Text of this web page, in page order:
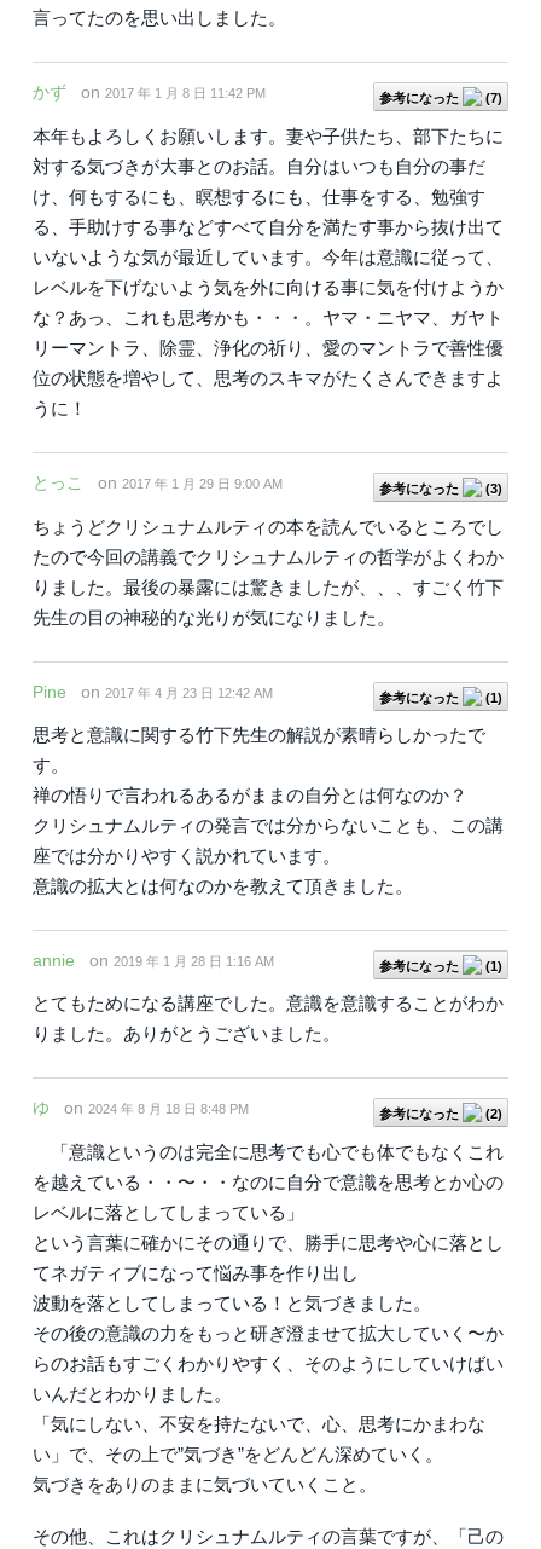
言ってたのを思い出しました。
参考になった (7)
かず on 2017 年 1 月 8 日 11:42 PM
本年もよろしくお願いします。妻や子供たち、部下たちに
対する気づきが大事とのお話。自分はいつも自分の事だ
け、何もするにも、瞑想するにも、仕事をする、勉強す
る、手助けする事などすべて自分を満たす事から抜け出て
いないような気が最近しています。今年は意識に従って、
レベルを下げないよう気を外に向ける事に気を付けようか
な？あっ、これも思考かも・・・。ヤマ・ニヤマ、ガヤト
リーマントラ、除霊、浄化の祈り、愛のマントラで善性優
位の状態を増やして、思考のスキマがたくさんできますよ
うに！
参考になった (3)
とっこ on 2017 年 1 月 29 日 9:00 AM
ちょうどクリシュナムルティの本を読んでいるところでし
たので今回の講義でクリシュナムルティの哲学がよくわか
りました。最後の暴露には驚きましたが、、、すごく竹下
先生の目の神秘的な光りが気になりました。
参考になった (1)
Pine on 2017 年 4 月 23 日 12:42 AM
思考と意識に関する竹下先生の解説が素晴らしかったで
す。
禅の悟りで言われるあるがままの自分とは何なのか？
クリシュナムルティの発言では分からないことも、この講
座では分かりやすく説かれています。
意識の拡大とは何なのかを教えて頂きました。
参考になった (1)
annie on 2019 年 1 月 28 日 1:16 AM
とてもためになる講座でした。意識を意識することがわか
りました。ありがとうございました。
参考になった (2)
ゆ on 2024 年 8 月 18 日 8:48 PM
「意識というのは完全に思考でも心でも体でもなくこれ
を越えている・・〜・・なのに自分で意識を思考とか心の
レベルに落としてしまっている」
という言葉に確かにその通りで、勝手に思考や心に落とし
てネガティブになって悩み事を作り出し
波動を落としてしまっている！と気づきました。
その後の意識の力をもっと研ぎ澄ませて拡大していく〜か
らのお話もすごくわかりやすく、そのようにしていけばい
いんだとわかりました。
「気にしない、不安を持たないで、心、思考にかまわな
い」で、その上で”気づき”をどんどん深めていく。
気づきをありのままに気づいていくこと。
その他、これはクリシュナムルティの言葉ですが、「己の